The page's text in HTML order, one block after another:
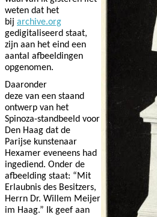
weten dat het
bij archive.org
gedigitaliseerd staat,
zijn aan het eind een
aantal afbeeldingen
opgenomen.
Daaronder
deze van een staand
ontwerp van het
Spinoza-standbeeld voor
Den Haag dat de
Parijse kunstenaar
Hexamer eveneens had
ingediend. Onder de
afbeelding staat: “Mit
Erlaubnis des Besitzers,
Herrn Dr. Willem Meijer
im Haag.” Ik geef aan